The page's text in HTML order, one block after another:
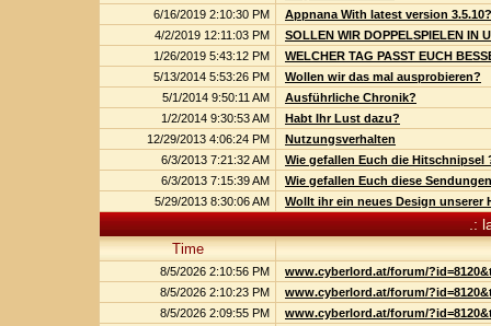
6/16/2019 2:10:30 PM
Appnana With latest version
4/2/2019 12:11:03 PM
SOLLEN WIR DOPPELSPIELEN IN
1/26/2019 5:43:12 PM
WELCHER TAG PASST EUCH
5/13/2014 5:53:26 PM
Wollen wir das mal ausprobieren?
5/1/2014 9:50:11 AM
Ausführliche Chronik?
1/2/2014 9:30:53 AM
Habt Ihr Lust dazu?
12/29/2013 4:06:24 PM
Nutzungsverhalten
6/3/2013 7:21:32 AM
Wie gefallen Euch die Hitschnipsel
6/3/2013 7:15:39 AM
Wie gefallen Euch diese Sendungen
5/29/2013 8:30:06 AM
Wollt ihr ein neues Design unserer
.:
Time
8/5/2026 2:10:56 PM
www.cyberlord.at/forum/
8/5/2026 2:10:23 PM
www.cyberlord.at/forum/
8/5/2026 2:09:55 PM
www.cyberlord.at/forum/